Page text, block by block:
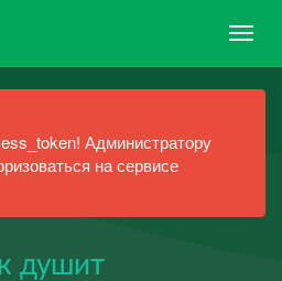
Администратору
на сервисе
душит